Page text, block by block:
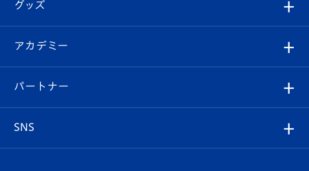
チケット
イベント
メディア
ホームタウン
スタッフプロフィール
マスコット紹介
Revive Team
ヴィヴィくんの長崎おもてなしガイド
フォトギャラリー
スタジアムグルメ
V-LOVERS（ファンクラブ）
プレイヤーズスイート
グッズ
オンラインショップ
店舗情報
アカデミー
育成からのお知らせ
U-18
パートナー
SNS